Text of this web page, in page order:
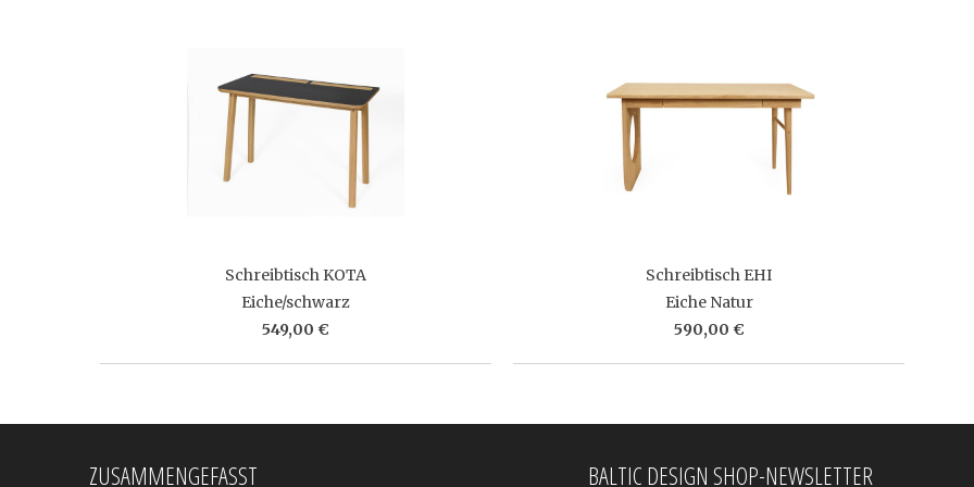
Schreibtisch KOTA
Eiche/schwarz
549,00 €
Schreibtisch EHI
Eiche Natur
590,00 €
ZUSAMMENGEFASST BALTIC DESIGN SHOP-NEWSLETTER